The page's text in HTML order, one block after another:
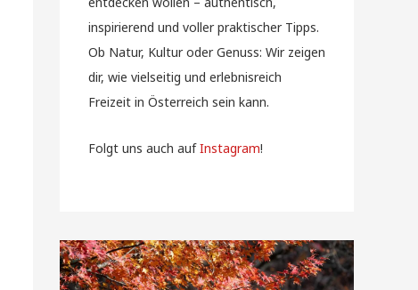
inspirierend und voller praktischer Tipps.
Ob Natur, Kultur oder Genuss: Wir zeigen
dir, wie vielseitig und erlebnisreich
Freizeit in Österreich sein kann.
Folgt uns auch aufInstagram!